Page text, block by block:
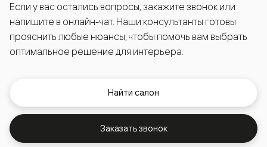
Если у вас остались вопросы, закажите звонок или
напишите в онлайн-чат. Наши консультанты готовы
прояснить любые нюансы, чтобы помочь вам выбрать
оптимальное решение для интерьера.
Найти салон
Заказать звонок